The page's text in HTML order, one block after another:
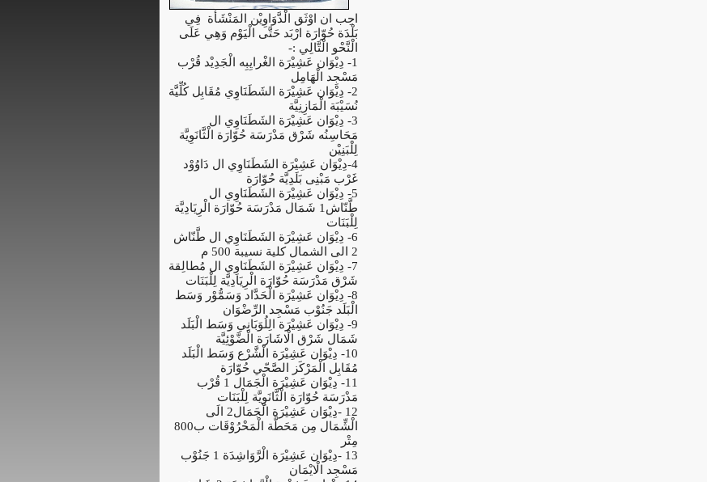
احِب ان اوْثَق الْدَّوَاوِيْن المَنْشَأة فِي
بَلْدَة حُوّارَة ارْبَد حَتَّى الْيَوْم وَهِي عَلَى
الْنَّحْو الْتَّالِي :-
1- دِيْوَان عَشِيْرَة الغْرايِبِه الْجَدِيْد قُرْب
مَسْجِد الْهَامِل
2- دِيْوَان عَشِيْرَة الشَطَنَاوِي مُقَابِل كُلِّيَّة
نُسَيْبَة الْمَازِنِيَّة
3- دِيْوَان عَشِيْرَة الشَطَنَاوِي ال
مَحَاسِنُه شَرْق مَدْرَسَة حُوّارَة الْثَّانَوِيَّة
لِلْبَنِيْن
4-دِيْوَان عَشِيْرَة الشَطَنَاوِي ال دَاوُوْد
غَرْب مَبْنِى بَلَدِيَّة حُوّارَة
5- دِيْوَان عَشِيْرَة الشَطَنَاوِي ال
طَّنّاش1 شَمَال مَدْرَسَة حُوّارَة الْرِيَادِيَّة
لِلْبَنَات
6- دِيْوَان عَشِيْرَة الشَطَنَاوِي ال طَّنّاش
2 الى الشمال كلية نسيبة 500 م
7- دِيْوَان عَشِيْرَة الشَطَنَاوِي ال مُطالِقة
شَرْق مَدْرَسَة حُوّارَة الْرِيَادِيَّة لِلْبَنَات
8- دِيْوَان عَشِيْرَة الْحَدَّاد وَسَمُّوْر وَسَط
الْبَلَد جَنُوْب مَسْجِد الرِّضْوَان
9- دِيْوَان عَشِيْرَة الِلُوَبَانِي وَسَط الْبَلَد
شَمَال شَرْق الْاشَارَة الْضَّوْئِيَّة
10- دِيْوَان عَشِيْرَة الْشَّرْع وَسَط الْبَلَد
مُقَابِل الْمَرْكَز الصَّحّي حُوّارَة
11- دِيْوَان عَشِيْرَة الْجَمَال 1 قُرْب
مَدْرَسَة حُوّارَة الْثَّانَوِيَّة لِلْبَنَات
12 -دِيْوَان عَشِيْرَة الْجَمَال2 الَى
الْشِّمَال مِن مَحَطَّة الْمَحْرُوْقَات ب800
مِتْر
13 -دِيْوَان عَشِيْرَة الْرَّوَاشِدَة 1 جَنُوْب
مَسْجِد الْايْمَان